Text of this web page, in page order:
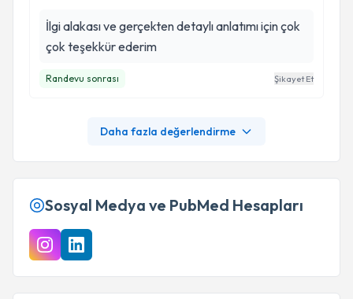
İlgi alakası ve gerçekten detaylı anlatımı için çok
çok teşekkür ederim
Randevu sonrası Şikayet Et
Daha fazla değerlendirme
Sosyal Medya ve PubMed Hesapları